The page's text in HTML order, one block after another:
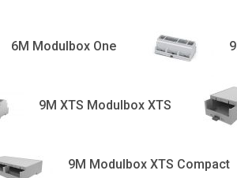
6M Modulbox One
9M XTS Modulbox XTS
9M Modulbox XTS Compact